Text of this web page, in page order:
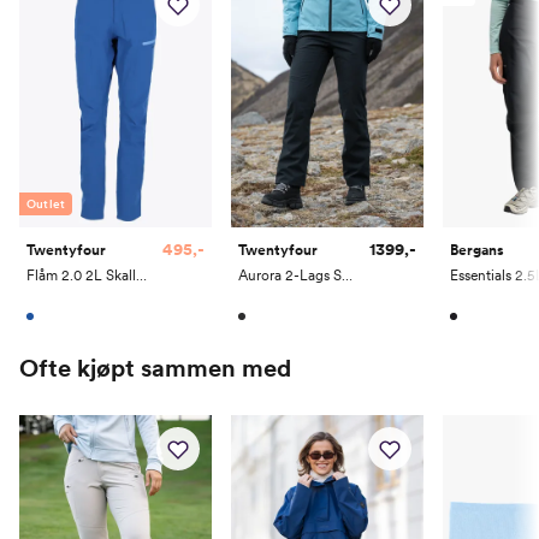
Outlet
Twentyfour
Flåm 2.0 2L Skallbukse
495,-
Twentyfour
Aurora 2-Lags Skallbukse
1399,- Bergans
Ofte kjøpt sammen med